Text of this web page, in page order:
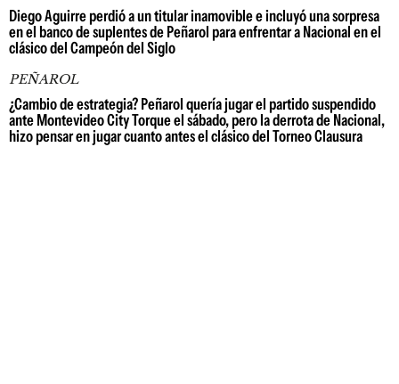
Diego Aguirre perdió a un titular inamovible e incluyó una sorpresa
en el banco de suplentes de Peñarol para enfrentar a Nacional en el
clásico del Campeón del Siglo
PEÑAROL
¿Cambio de estrategia? Peñarol quería jugar el partido suspendido
ante Montevideo City Torque el sábado, pero la derrota de Nacional,
hizo pensar en jugar cuanto antes el clásico del Torneo Clausura